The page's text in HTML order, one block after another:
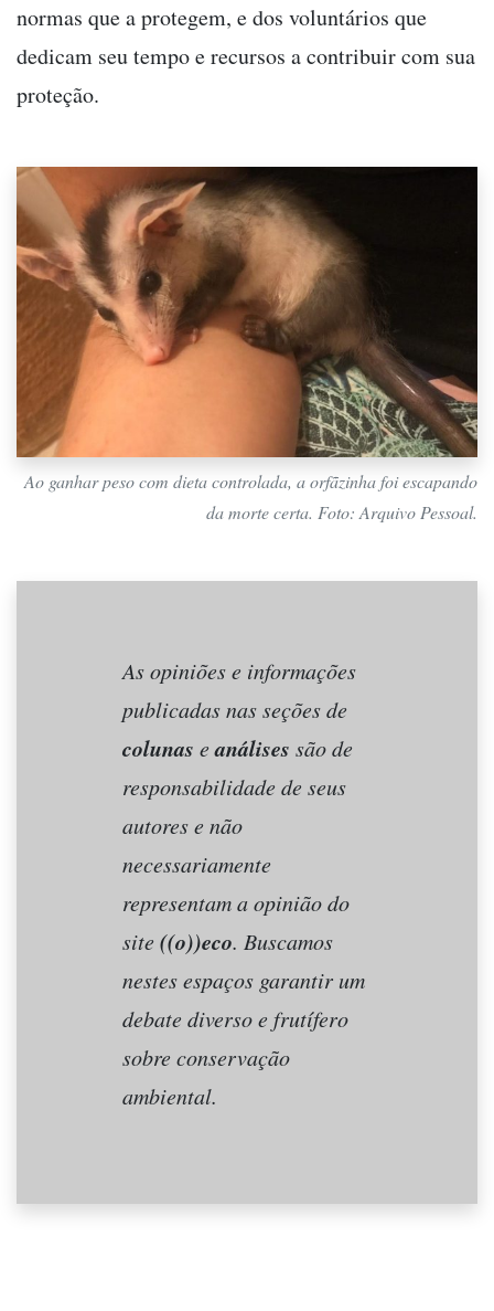
normas que a protegem, e dos voluntários que
dedicam seu tempo e recursos a contribuir com sua
proteção.
Ao ganhar peso com dieta controlada, a orfãzinha foi escapando
da morte certa. Foto: Arquivo Pessoal.
As opiniões e informações
publicadas nas seções de
colunas eanálises são de
responsabilidade de seus
autores e não
necessariamente
representam a opinião do
site((o))eco. Buscamos
nestes espaços garantir um
debate diverso e frutífero
sobre conservação
ambiental.